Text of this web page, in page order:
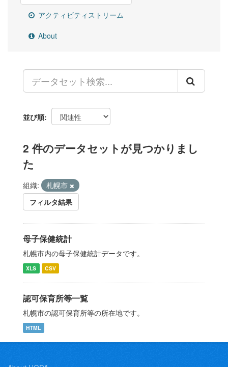
アクティビティストリーム
About
並び順
2 件のデータセットが見つかりまし
た
組織:
札幌市
フィルタ結果
母子保健統計
札幌市内の母子保健統計データです。
XLS CSV
認可保育所等一覧
札幌市の認可保育所等の所在地です。
HTML